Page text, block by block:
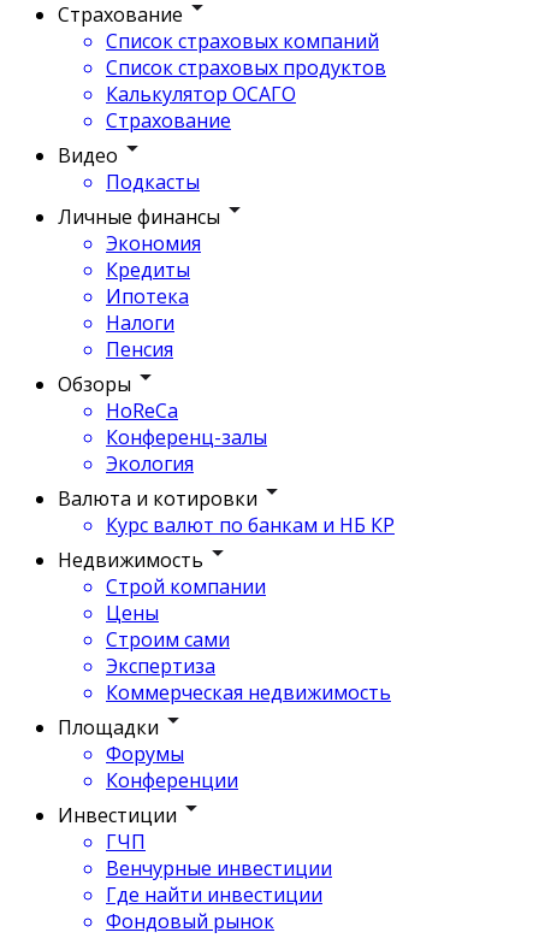
Страхование
Список страховых компаний
Список страховых продуктов
Калькулятор ОСАГО
Страхование
Видео
Подкасты
Личные финансы
Экономия
Кредиты
Ипотека
Налоги
Пенсия
Обзоры
HoReCa
Конференц-залы
Экология
Валюта и котировки
Курс валют по банкам и НБ КР
Недвижимость
Строй компании
Цены
Строим сами
Экспертиза
Коммерческая недвижимость
Площадки
Форумы
Конференции
Инвестиции
ГЧП
Венчурные инвестиции
Где найти инвестиции
Фондовый рынок